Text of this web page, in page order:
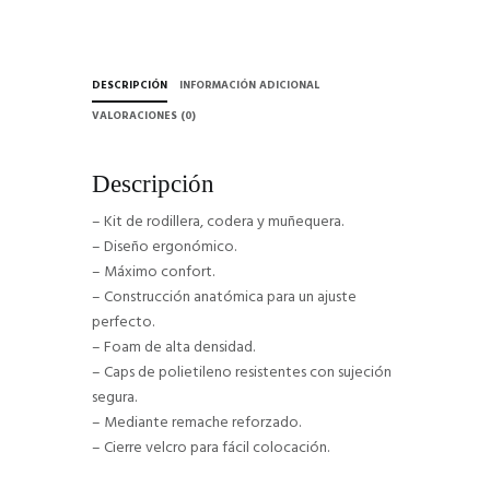
DESCRIPCIÓN
INFORMACIÓN ADICIONAL
VALORACIONES (0)
Descripción
– Kit de rodillera, codera y muñequera.
– Diseño ergonómico.
– Máximo confort.
– Construcción anatómica para un ajuste
perfecto.
– Foam de alta densidad.
– Caps de polietileno resistentes con sujeción
segura.
– Mediante remache reforzado.
– Cierre velcro para fácil colocación.